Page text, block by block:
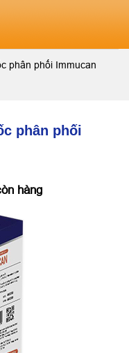
phân phối Immucan
phân phối
hàng